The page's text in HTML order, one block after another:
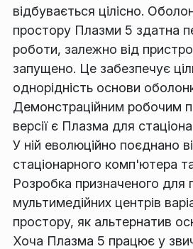
відбувається цілісно.
простору Плазми 5 здатна
роботи, залежно від
запущено. Це забезпечує
однорідність основи
Демонстраційним робочим
версії є Плазма для
У ній еволюційно поєднано
стаціонарного комп'ютера
Розробка призначеного для
мультимедійних центрів
простору, як альтернатив
Хоча Плазма 5 працює у